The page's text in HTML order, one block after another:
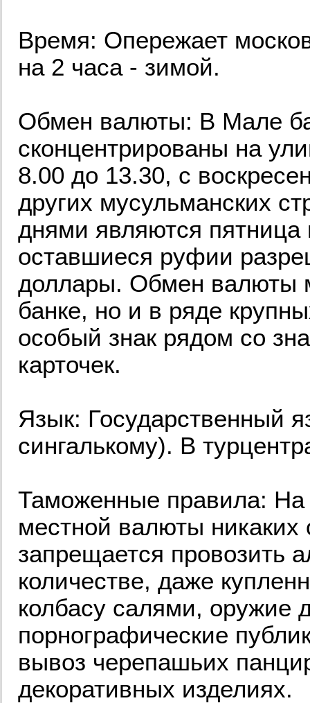
Время: Опережает
на 2 часа - зимой.
Обмен валюты: В Мале
сконцентрированы на
8.00 до 13.30, с
других мусульманских
днями являются пятница
оставшиеся руфии
доллары. Обмен валюты
банке, но и в ряде
особый знак рядом со
карточек.
Язык: Государственный
сингалькому). В
Таможенные правила: На
местной валюты никаких
запрещается провозить
количестве, даже
колбасу салями, оружие
порнографические
вывоз черепашьих
декоративных изделиях.